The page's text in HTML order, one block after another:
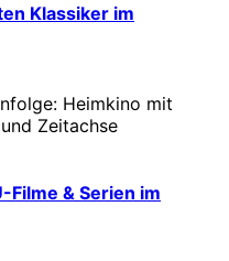
Klassiker im
Filme & Serien im